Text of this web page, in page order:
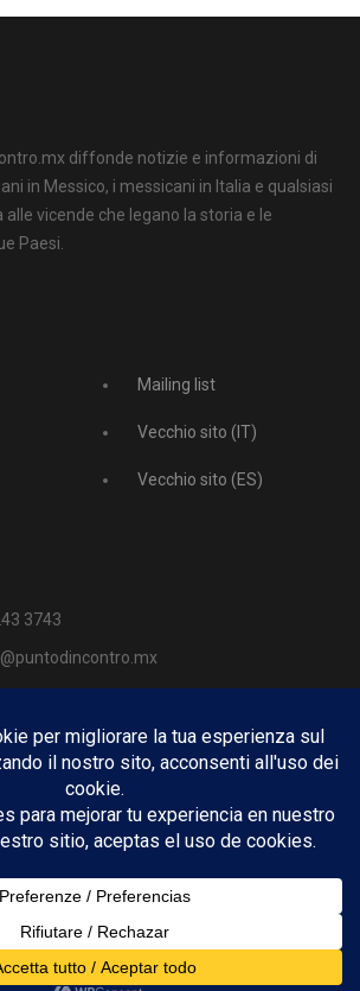
diffonde notizie e informazioni di
in Messico, i messicani in Italia e qualsiasi
vicende che legano la storia e le
Paesi.
Mailing list
Vecchio sito (IT)
Vecchio sito (ES)
3743
© 2025 Puntodincontro
Design by DisegnoW